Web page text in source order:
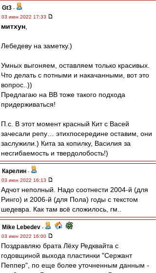
Gt3 -
03 июн 2022 17:33
митхун
Лебедеву на заметку.)
Умных выгоняем, оставляем только красивых.
Что делать с потными и накачанными, вот это
вопрос..))
Предлагаю на ВВ тоже такого подхода
придерживаться!
П.с. В этот момент красный Кит с Васей
зачесали репу… этихпосередине оставим, они
заслужили.) Кита за копилку, Василия за
несгибаемость и твердолобость!)
Карелин -
03 июн 2022 16:13
Адчот неполный. Надо соотнести 2004-й (для
Ринго) и 2006-й (для Пола) годы с текстом
шедевра. Как там всё сложилось, гм..
Mike Lebedev -
03 июн 2022 16:00
Поздравляю брата Лёху Редквайта с
годовщиной выхода пластинки "Сержант
Пеппер", по еще более уточненным данным -